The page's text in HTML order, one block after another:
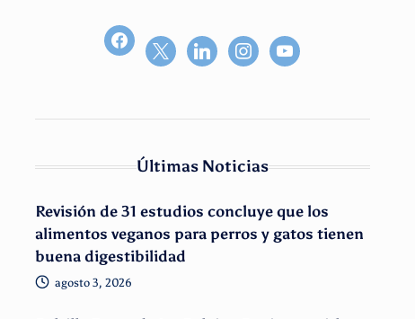
facebook2
Últimas Noticias
Revisión de 31 estudios concluye que los
alimentos veganos para perros y gatos tienen
buena digestibilidad
agosto 3, 2026